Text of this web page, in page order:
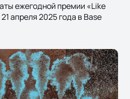
ежегодной премии «Like
апреля 2025 года в Base